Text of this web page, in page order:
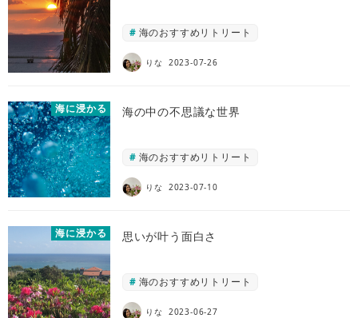
海のおすすめリトリート
りな 2023-07-26
海に浸かる 海の中の不思議な世界
海のおすすめリトリート
りな 2023-07-10
海に浸かる 思いが叶う面白さ
海のおすすめリトリート
りな 2023-06-27